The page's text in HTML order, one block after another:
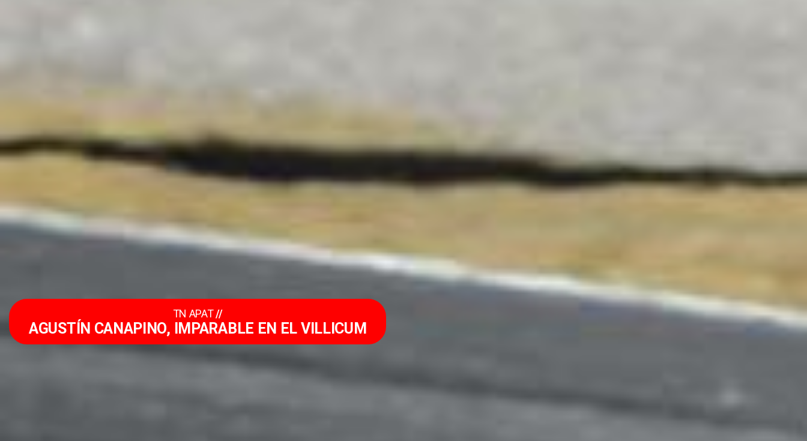
TN APAT//
AGUSTÍN CANAPINO, IMPARABLE EN EL VILLICUM